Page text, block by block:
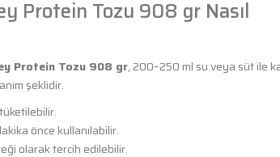
Protein Tozu 908 gr Nasıl
Protein Tozu 908 gr, 200–250 ml su veya süt ile
şeklidir.
önce kullanılabilir.
olarak tercih edilebilir.